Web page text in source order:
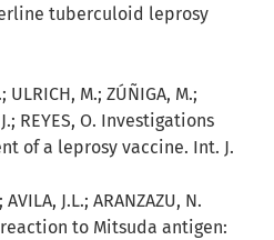
tuberculoid leprosy
ULRICH, M.; ZÚÑIGA, M.;
J.; REYES, O. Investigations
of a leprosy vaccine. Int. J.
J.L.; ARANZAZU, N.
to Mitsuda antigen: